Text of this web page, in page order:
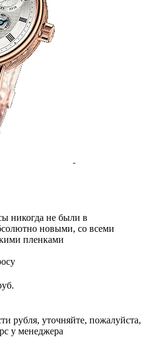
никогда не были в
новыми, со всеми
пленками
рубля, уточняйте, пожалуйста,
у менеджера